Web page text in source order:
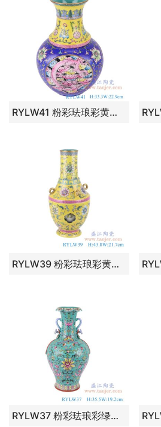
RYLW41 粉彩珐琅彩黄蓝底扒花缠枝莲开窗云龙纹镂空转心瓶 高：33.3直径：22.9口径：底径：12.2重量：4.45KG
RYLW39 粉彩珐琅彩黄底扒花四耳缠枝莲镂空转心瓶 高：43.8直径：21.7口径：底径：13.5重量：4.8KG
RYLW37 粉彩珐琅彩绿色缠枝莲翻口飘带甁双耳花瓶 高：35.5直径：19.2口径：底径：11.5重量：2.25KG